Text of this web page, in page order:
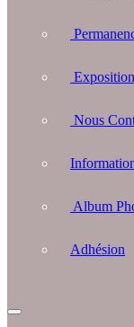
Nous
Album
Adhésion